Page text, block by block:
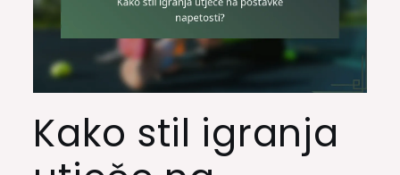
Kako stil igranja